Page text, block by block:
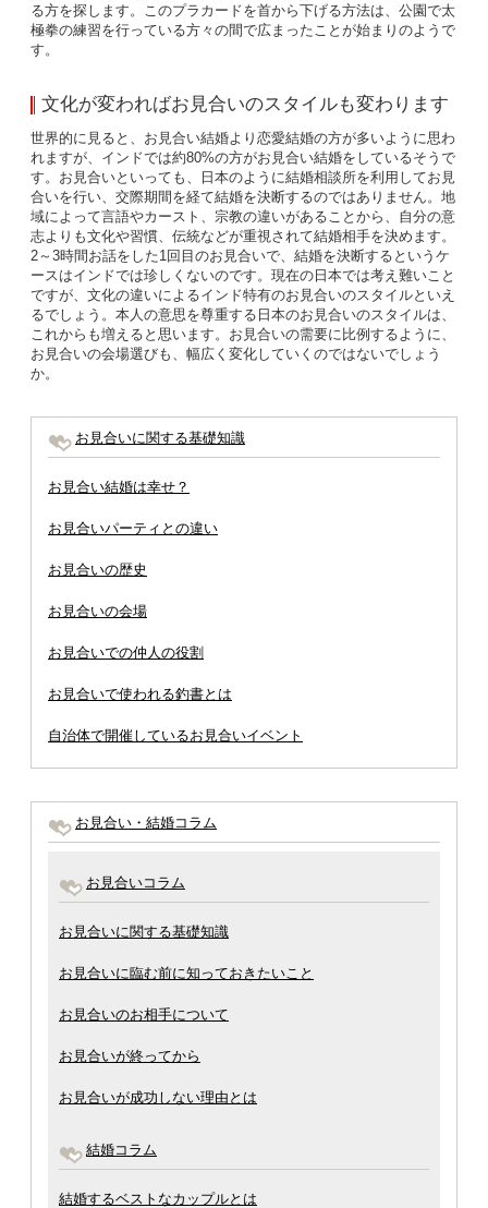
る方を探します。このプラカードを首から下げる方法は、公園で太
極拳の練習を行っている方々の間で広まったことが始まりのようで
す。
文化が変わればお見合いのスタイルも変わります
世界的に見ると、お見合い結婚より恋愛結婚の方が多いように思わ
れますが、インドでは約80%の方がお見合い結婚をしているそうで
す。お見合いといっても、日本のように結婚相談所を利用してお見
合いを行い、交際期間を経て結婚を決断するのではありません。地
域によって言語やカースト、宗教の違いがあることから、自分の意
志よりも文化や習慣、伝統などが重視されて結婚相手を決めます。
2～3時間お話をした1回目のお見合いで、結婚を決断するというケ
ースはインドでは珍しくないのです。現在の日本では考え難いこと
ですが、文化の違いによるインド特有のお見合いのスタイルといえ
るでしょう。本人の意思を尊重する日本のお見合いのスタイルは、
これからも増えると思います。お見合いの需要に比例するように、
お見合いの会場選びも、幅広く変化していくのではないでしょう
か。
お見合いに関する基礎知識
お見合い結婚は幸せ？
お見合いパーティとの違い
お見合いの歴史
お見合いの会場
お見合いでの仲人の役割
お見合いで使われる釣書とは
自治体で開催しているお見合いイベント
お見合い・結婚コラム
お見合いコラム
お見合いに関する基礎知識
お見合いに臨む前に知っておきたいこと
お見合いのお相手について
お見合いが終ってから
お見合いが成功しない理由とは
結婚コラム
結婚するベストなカップルとは